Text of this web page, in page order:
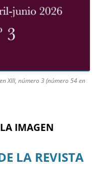
XIII, número 3 (número 54 en
IMAGEN
LA REVISTA